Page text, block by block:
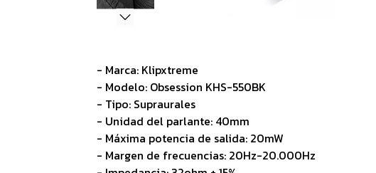
- Marca: Klipxtreme
- Modelo: Obsession KHS-550BK
- Tipo: Supraurales
- Unidad del parlante: 40mm
- Máxima potencia de salida: 20mW
- Margen de frecuencias: 20Hz-20.000Hz